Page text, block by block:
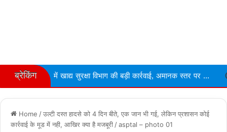
ब्रेकिंग
में खाद्य सुरक्षा विभाग की बड़ी कार्रवाई, अमानक स्तर पर ...
Home /उल्‍टी दस्‍त हादसे को 4 दिन बीते, एक जान भी गई, लेकिन प्रशासन कोई
कार्रवाई के मूड में नही, आखिर क्‍या है मजबूरी /asptal – photo 01